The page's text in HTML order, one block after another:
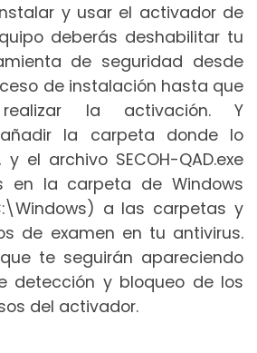
y usar el activador de
deberás deshabilitar tu
de seguridad desde
de instalación hasta que
la activación. Y
añadir la carpeta donde lo
el archivo SECOH-QAD.exe
en la carpeta de Windows
a las carpetas y
de examen en tu antivirus.
te seguirán apareciendo
detección y bloqueo de los
del activador.